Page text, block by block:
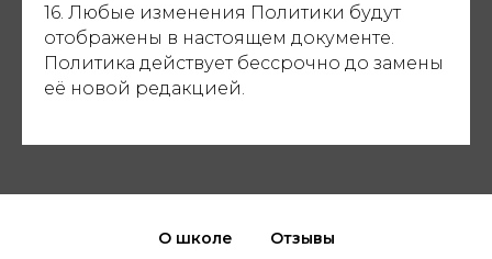
16. Любые изменения Политики будут
отображены в настоящем документе.
Политика действует бессрочно до замены
её новой редакцией.
О школе Отзывы